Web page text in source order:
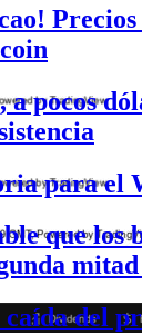
pocos
para el
que los
caída del